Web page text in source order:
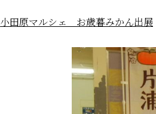
小田原マルシェ お歳暮みかん出展